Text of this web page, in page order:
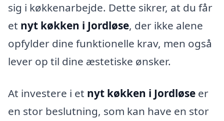
sig i køkkenarbejde. Dette sikrer, at du får
et nyt køkken i Jordløse, der ikke alene
opfylder dine funktionelle krav, men også
lever op til dine æstetiske ønsker.
At investere i et nyt køkken i Jordløse er
en stor beslutning, som kan have en stor